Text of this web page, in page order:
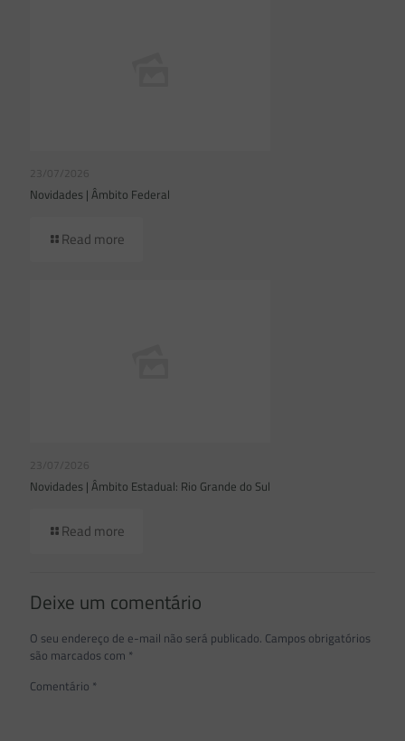
23/07/2026
Novidades | Âmbito Federal
Read more
23/07/2026
Novidades | Âmbito Estadual: Rio Grande do Sul
Read more
Deixe um comentário
O seu endereço de e-mail não será publicado. Campos obrigatórios
são marcados com *
Comentário *